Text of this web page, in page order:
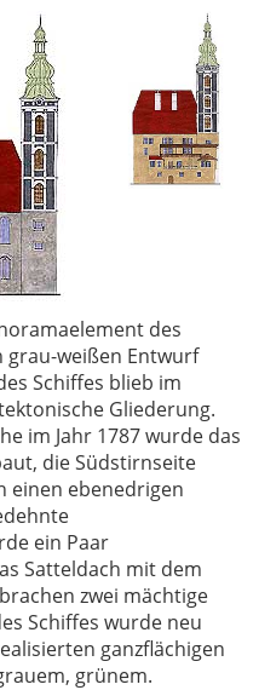
des
weißen Entwurf
Schiffes blieb im
Gliederung.
im Jahr 1787 wurde das
die Südstirnseite
einen ebenedrigen
ein Paar
Satteldach mit dem
zwei mächtige
Schiffes wurde neu
ganzflächigen
grünem.